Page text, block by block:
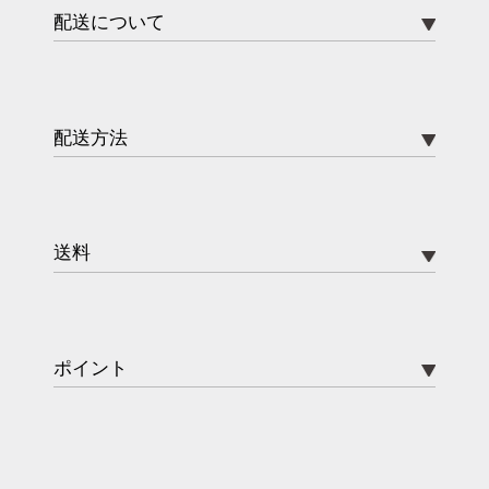
配送について
配送方法
送料
ポイント